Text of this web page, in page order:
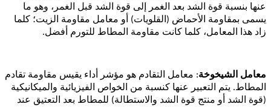
عنها بنسبة قوة الشد بعد الغمر إلى قوة الشد قبل الغمر، وهو ما
يسمى بمقاومة الأحماض (القلويات) أو معامل مقاومة الزيت؛ كلما
زاد هذا المعامل، كلما كانت مقاومة المطاط للتورم أفضل.
معامل الشيخوخة: معامل التقادم هو مؤشر أداء يقيس مقاومة تقادم
المطاط. يتم التعبير عنها كنسبة من الخواص الفيزيائية والميكانيكية
(قوة الشد أو منتج قوة الشد والاستطالة) للمطاط بعد التعتيق عند